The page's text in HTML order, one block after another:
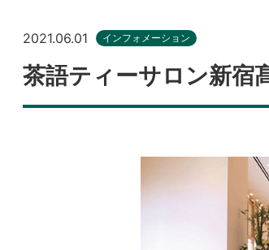
2021.06.01 インフォメーション
茶語ティーサロン新